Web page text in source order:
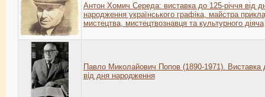
Антон Хомич Середа: виставка до 125-річчя від
народження українського графіка, майстра
мистецтва, мистецтвознавця та культурного діяча
Павло Миколайович Попов (1890-1971). Виставка
від дня народження